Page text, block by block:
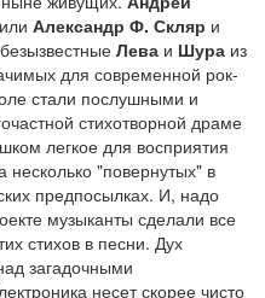
Александр Ф. Скляр и
Лева и Шура из
для современной рок-
стали послушными и
стихотворной драме
легкое для восприятия
"повернутых" в
предпосылках. И, надо
музыканты сделали все
стихов в песни. Дух
загадочными
несет скорее чисто